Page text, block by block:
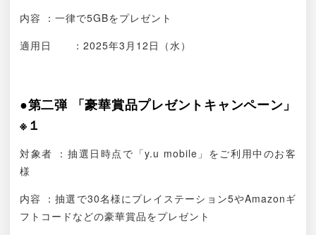
内容 ：一律で5GBをプレゼント
適用日 ：2025年3月12日（水）
●第二弾 「豪華賞品プレゼントキャンペーン」
※１
対象者 ：抽選日時点で「y.u mobile」をご利用中のお客
様
内容 ：抽選で30名様にプレイステーション5やAmazonギ
フトコードなどの豪華賞品をプレゼント